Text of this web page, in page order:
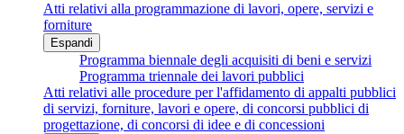
Atti relativi alla programmazione di lavori, opere, servizi e
forniture
Espandi
Programma biennale degli acquisiti di beni e servizi
Programma triennale dei lavori pubblici
Atti relativi alle procedure per l'affidamento di appalti pubblici
di servizi, forniture, lavori e opere, di concorsi pubblici di
progettazione, di concorsi di idee e di concessioni